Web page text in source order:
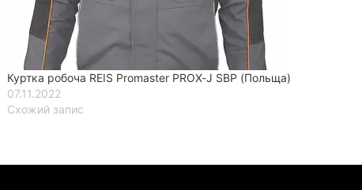
Куртка робоча REIS Promaster PROX-J SBP (Польща)
07.11.2022
Схожий запис